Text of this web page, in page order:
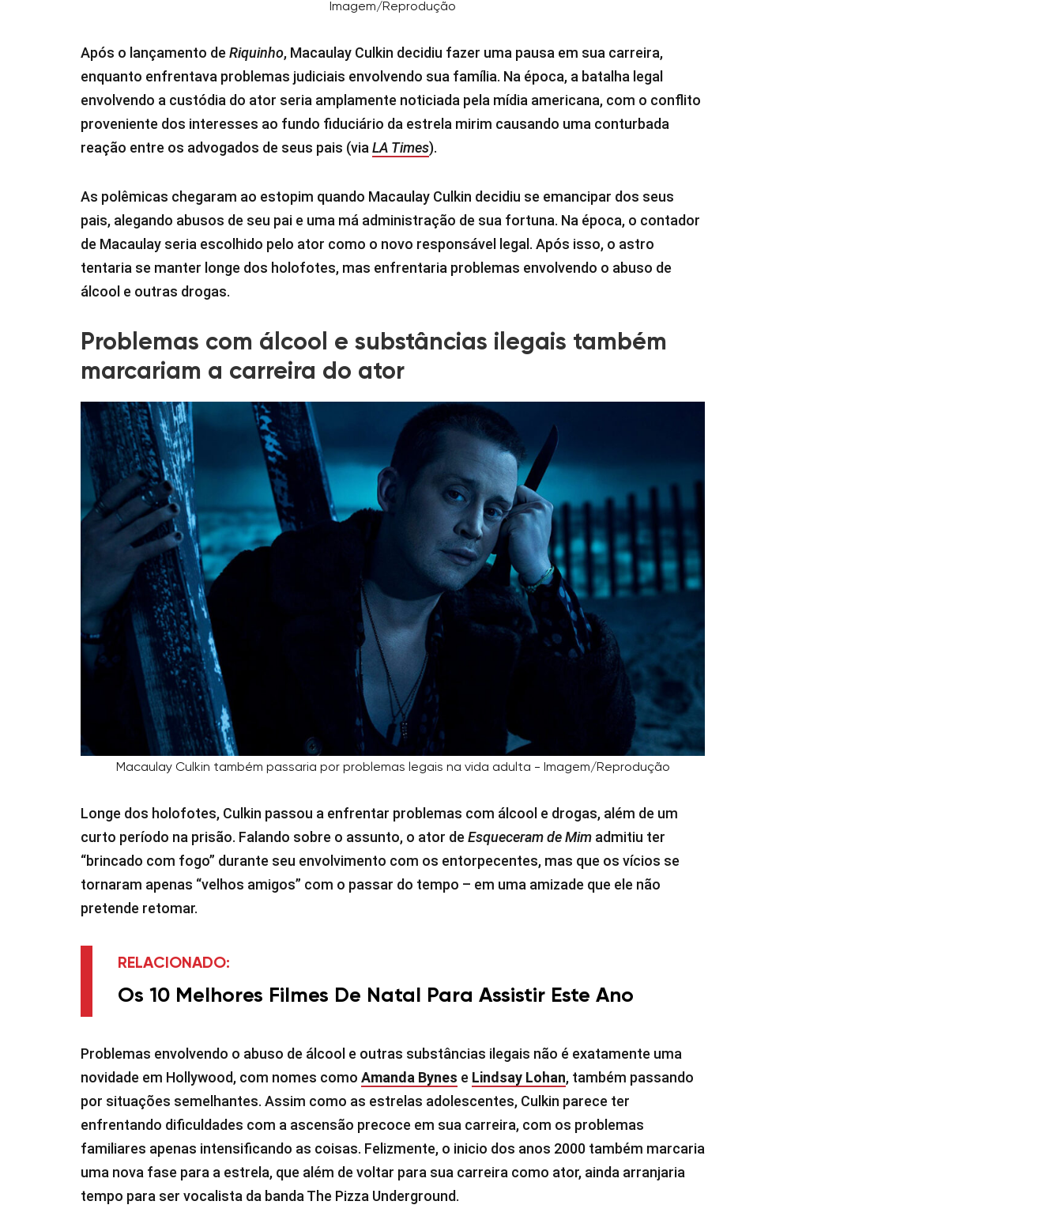
Imagem/Reprodução
Após o lançamento de Riquinho, Macaulay Culkin decidiu fazer uma pausa em sua carreira,
enquanto enfrentava problemas judiciais envolvendo sua família. Na época, a batalha legal
envolvendo a custódia do ator seria amplamente noticiada pela mídia americana, com o conflito
proveniente dos interesses ao fundo fiduciário da estrela mirim causando uma conturbada
reação entre os advogados de seus pais (via LA Times).
As polêmicas chegaram ao estopim quando Macaulay Culkin decidiu se emancipar dos seus
pais, alegando abusos de seu pai e uma má administração de sua fortuna. Na época, o contador
de Macaulay seria escolhido pelo ator como o novo responsável legal. Após isso, o astro
tentaria se manter longe dos holofotes, mas enfrentaria problemas envolvendo o abuso de
álcool e outras drogas.
Problemas com álcool e substâncias ilegais também
marcariam a carreira do ator
Macaulay Culkin também passaria por problemas legais na vida adulta - Imagem/Reprodução
Longe dos holofotes, Culkin passou a enfrentar problemas com álcool e drogas, além de um
curto período na prisão. Falando sobre o assunto, o ator de Esqueceram de Mim admitiu ter
“brincado com fogo” durante seu envolvimento com os entorpecentes, mas que os vícios se
tornaram apenas “velhos amigos” com o passar do tempo – em uma amizade que ele não
pretende retomar.
RELACIONADO:
Os 10 Melhores Filmes De Natal Para Assistir Este Ano
Problemas envolvendo o abuso de álcool e outras substâncias ilegais não é exatamente uma
novidade em Hollywood, com nomes como Amanda Bynes e Lindsay Lohan, também passando
por situações semelhantes. Assim como as estrelas adolescentes, Culkin parece ter
enfrentando dificuldades com a ascensão precoce em sua carreira, com os problemas
familiares apenas intensificando as coisas. Felizmente, o inicio dos anos 2000 também marcaria
uma nova fase para a estrela, que além de voltar para sua carreira como ator, ainda arranjaria
tempo para ser vocalista da banda The Pizza Underground.